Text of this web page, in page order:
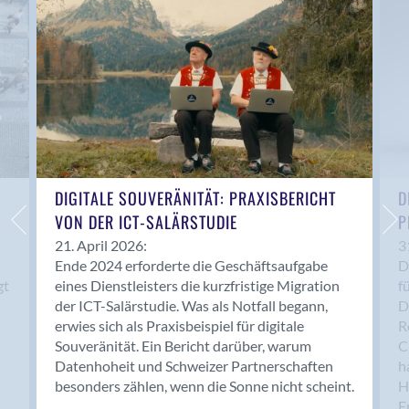
Anwil
Appenzell
Au SG
Baar
Baden
Balsthal
Balzers
Basel
Bassersdorf
Belp
Bendern
Benken (SG)
Bergdietikon
Berlin
Bern
Bern - Liebefeld
DIGITALE SOUVERÄNITÄT: PRAXISBERICHT
VON DER ICT-SALÄRSTUDIE
21. April 2026:
Ende 2024 erforderte die Geschäftsaufgabe
eines Dienstleisters die kurzfristige Migration
der ICT-Salärstudie. Was als Notfall begann,
erwies sich als Praxisbeispiel für digitale
Souveränität. Ein Bericht darüber, warum
Datenhoheit und Schweizer Partnerschaften
besonders zählen, wenn die Sonne nicht scheint.